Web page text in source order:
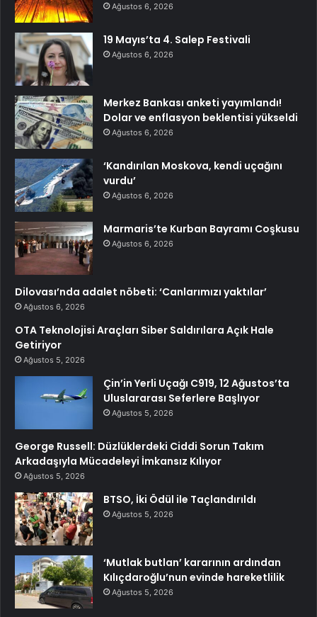
Ağustos 6, 2026
19 Mayıs’ta 4. Salep Festivali
Ağustos 6, 2026
Merkez Bankası anketi yayımlandı!
Dolar ve enflasyon beklentisi yükseldi
Ağustos 6, 2026
‘Kandırılan Moskova, kendi uçağını
vurdu’
Ağustos 6, 2026
Marmaris’te Kurban Bayramı Coşkusu
Ağustos 6, 2026
Dilovası’nda adalet nöbeti: ‘Canlarımızı yaktılar’
Ağustos 6, 2026
OTA Teknolojisi Araçları Siber Saldırılara Açık Hale
Getiriyor
Ağustos 5, 2026
Çin’in Yerli Uçağı C919, 12 Ağustos’ta
Uluslararası Seferlere Başlıyor
Ağustos 5, 2026
George Russell: Düzlüklerdeki Ciddi Sorun Takım
Arkadaşıyla Mücadeleyi İmkansız Kılıyor
Ağustos 5, 2026
BTSO, İki Ödül ile Taçlandırıldı
Ağustos 5, 2026
‘Mutlak butlan’ kararının ardından
Kılıçdaroğlu’nun evinde hareketlilik
Ağustos 5, 2026